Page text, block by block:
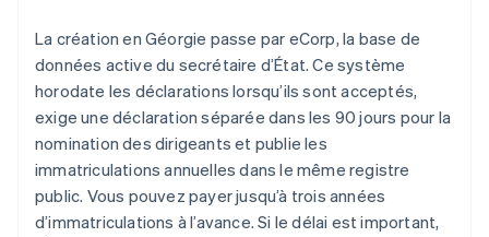
La création en Géorgie passe par eCorp, la base de
données active du secrétaire d’État. Ce système
horodate les déclarations lorsqu’ils sont acceptés,
exige une déclaration séparée dans les 90 jours pour la
nomination des dirigeants et publie les
immatriculations annuelles dans le même registre
public. Vous pouvez payer jusqu’à trois années
d’immatriculations à l’avance. Si le délai est important,